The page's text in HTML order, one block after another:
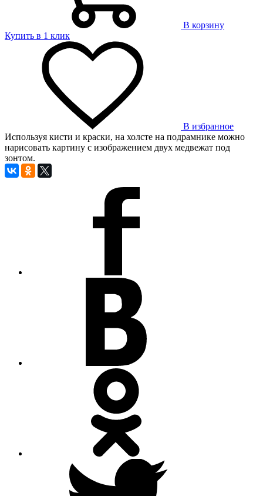
В корзину
Купить в 1 клик
В избранное
Используя кисти и краски, на холсте на подрамнике можно
нарисовать картину с изображением двух медвежат под
зонтом.